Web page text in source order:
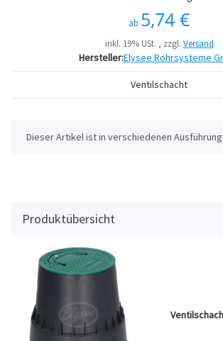
ab 5,74 €
inkl. 19% USt. , zzgl. Versand
Hersteller:Elysee Rohrsysteme
Ventilschacht
x
Dieser Artikel ist in verschiedenen
Produktübersicht